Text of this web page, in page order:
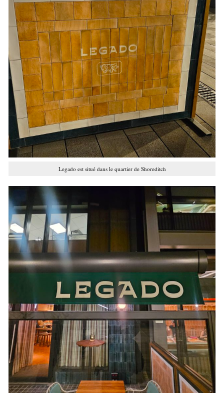
Legado est situé dans le quartier de Shoreditch